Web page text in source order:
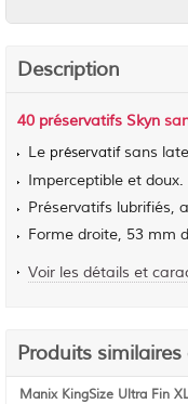
Description
40 préservatifs Skyn
Le préservatifsans
Imperceptible et doux.
Préservatifs lubrifiés,
Forme droite, 53 mm
Voir les détails et
Produits
Manix KingSize Ultra Fin